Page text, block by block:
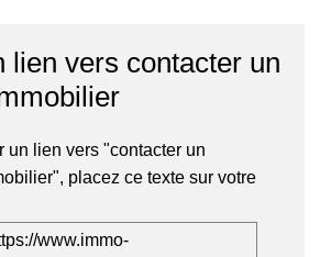
lien vers contacter un
un lien vers "contacter un
placez ce texte sur votre
www.immo-